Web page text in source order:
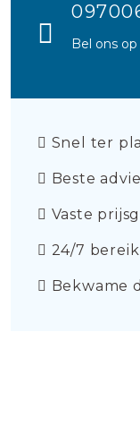
Bel ons
Snel ter
Beste
Vaste
24/7
Bekwame